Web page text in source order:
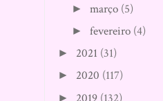
►março (5)
►fevereiro (4)
► 2021 (31)
► 2020 (117)
► 2019 (132)